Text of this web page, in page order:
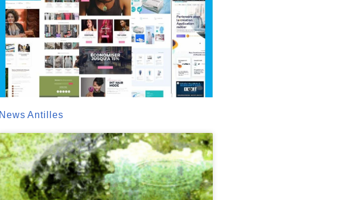
News Antilles